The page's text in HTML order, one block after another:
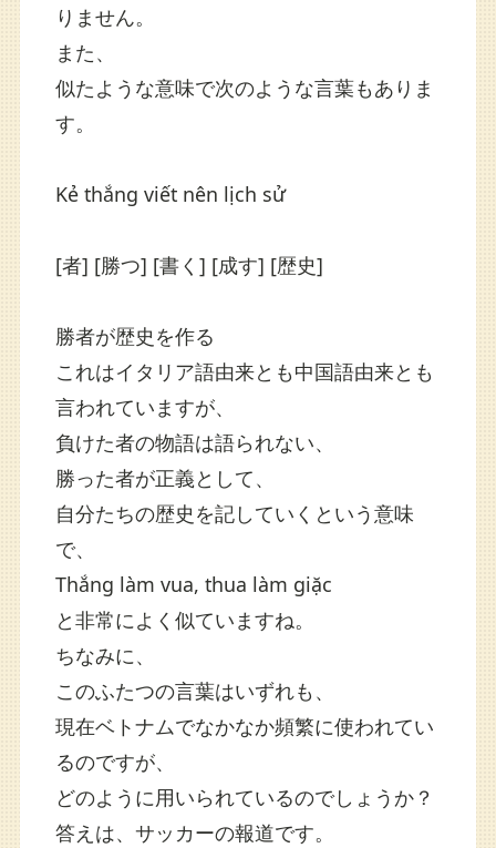
りません。
また、
似たような意味で次のような言葉もありま
す。
Kẻ thắng viết nên lịch sử
[者] [勝つ] [書く] [成す] [歴史]
勝者が歴史を作る
これはイタリア語由来とも中国語由来とも
言われていますが、
負けた者の物語は語られない、
勝った者が正義として、
自分たちの歴史を記していくという意味
で、
Thắng làm vua, thua làm giặc
と非常によく似ていますね。
ちなみに、
このふたつの言葉はいずれも、
現在ベトナムでなかなか頻繁に使われてい
るのですが、
どのように用いられているのでしょうか？
答えは、サッカーの報道です。